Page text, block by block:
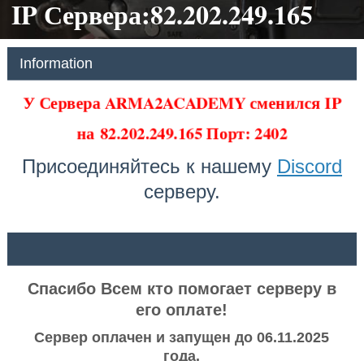
IP Сервера:82.202.249.165
Information
У Сервера ARMA2ACADEMY сменился IP
на 82.202.249.165 Порт: 2402
Присоединяйтесь к нашему Discord
серверу.
Спасибо Всем кто помогает серверу в
его оплате!
Сервер оплачен и запущен до 06.11.2025
года.